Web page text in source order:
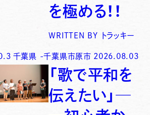
を極める！！
WRITTEN BY トラッキー
3 千葉県 -千葉県市原市 2026.08.03
「歌で平和を
伝えたい」─